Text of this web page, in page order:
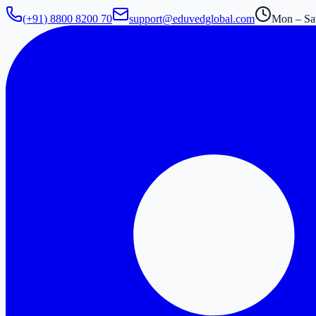
(+91) 8800 8200 70 support@eduvedglobal.com Mon –